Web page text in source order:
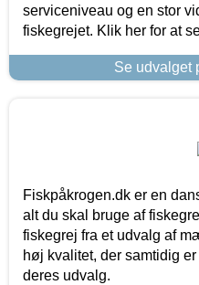
serviceniveau og en stor
fiskegrejet. Klik her for at
Se udvalget
Fiskpåkrogen.dk er en
alt du skal bruge af
fiskegrej fra et udvalg af
høj kvalitet, der samtidig
deres udvalg.